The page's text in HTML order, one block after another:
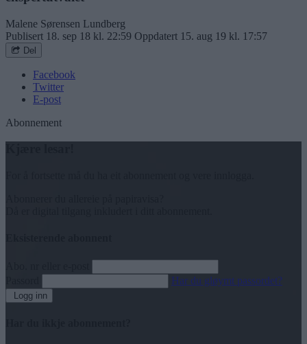
Malene Sørensen Lundberg
Publisert 18. sep 18 kl. 22:59 Oppdatert 15. aug 19 kl. 17:57
Del
Facebook
Twitter
E-post
Abonnement
Har du gløymt passordet?
Logg inn